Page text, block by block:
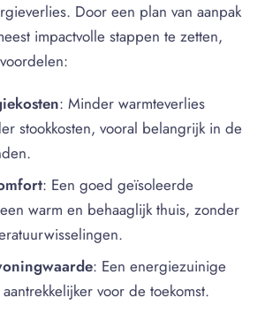
Door een plan van aanpak
impactvolle stappen te zetten,
: Minder warmteverlies
stookkosten, vooral belangrijk in de
: Een goed geïsoleerde
warm en behaaglijk thuis, zonder
: Een energiezuinige
voor de toekomst.